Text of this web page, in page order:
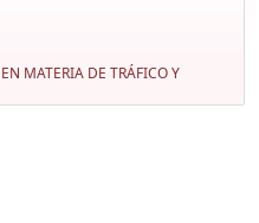
MATERIA DE TRÁFICO Y